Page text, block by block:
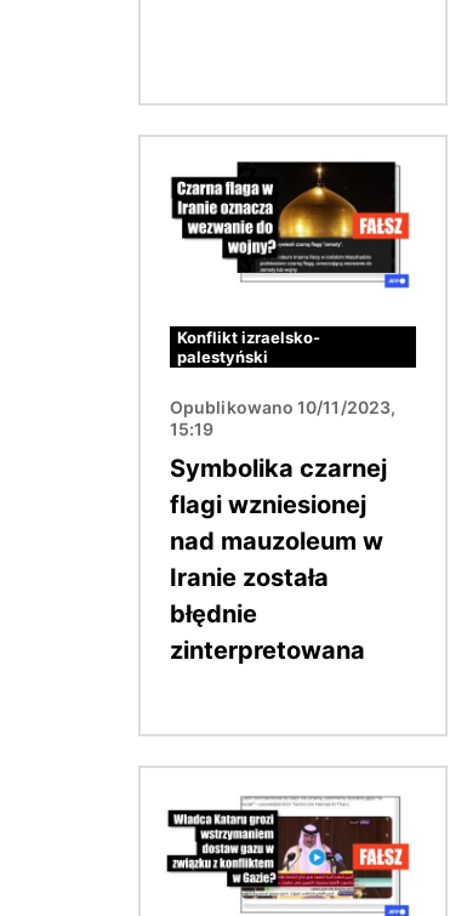
Konflikt izraelsko-
palestyński
Opublikowano 10/11/2023,
15:19
Symbolika czarnej
flagi wzniesionej
nad mauzoleum w
Iranie została
błędnie
zinterpretowana